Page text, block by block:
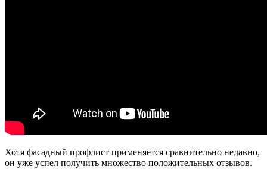
Хотя фасадный профлист применяется сравнительно недавно,
он уже успел получить множество положительных отзывов.